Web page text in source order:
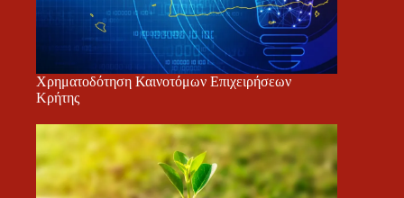
Χρηματοδότηση Καινοτόμων Επιχειρήσεων
Κρήτης